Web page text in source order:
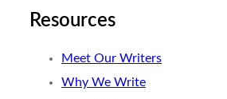
Resources
Meet Our Writers
Why We Write